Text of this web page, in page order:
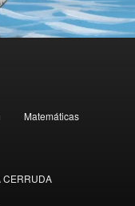
Matemáticas
CERRUDA